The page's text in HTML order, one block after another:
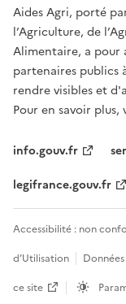
Aides Agri, porté
l’Agriculture, de
Alimentaire, a pour
partenaires publics
rendre visibles et
Pour en savoir plus,
info.gouv.fr
legifrance.gouv.fr
Accessibilité : non
d’Utilisation
ce site